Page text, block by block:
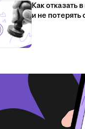
Как отказать
и не потерять